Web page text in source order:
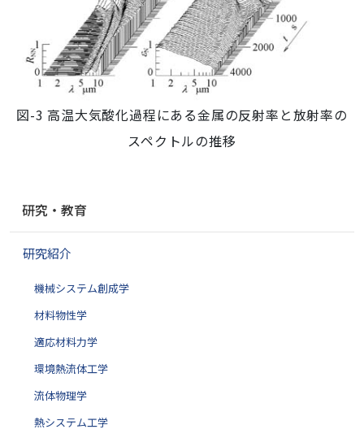
図-3 高温大気酸化過程にある金属の反射率と放射率の
スペクトルの推移
ゲ
研究・教育
研究紹介
機械システム創成学
材料物性学
適応材料力学
環境熱流体工学
流体物理学
熱システム工学